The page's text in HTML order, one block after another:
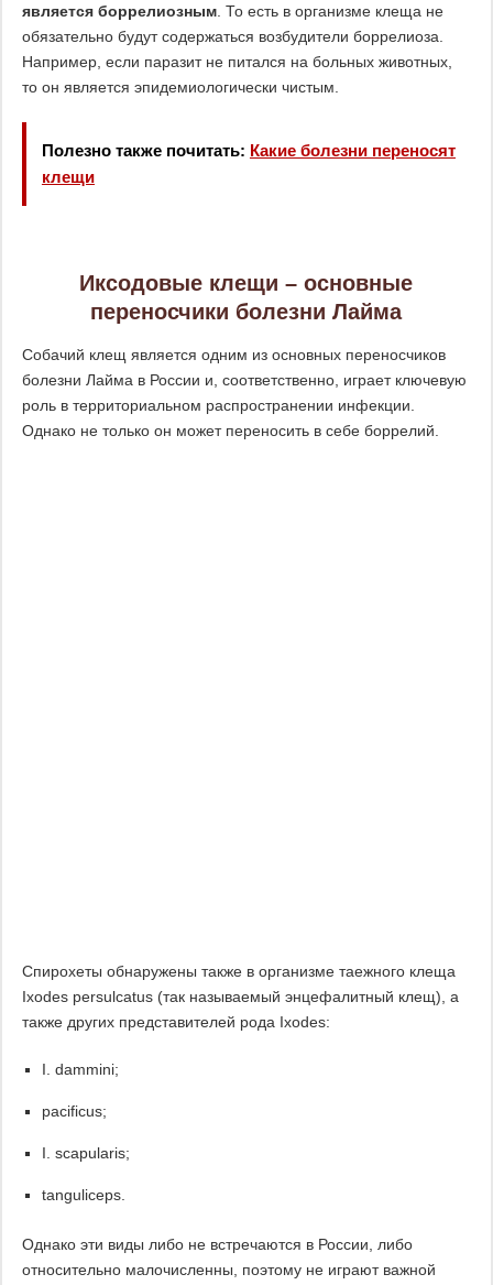
является боррелиозным. То есть в организме клеща не
обязательно будут содержаться возбудители боррелиоза.
Например, если паразит не питался на больных животных,
то он является эпидемиологически чистым.
Полезно также почитать: Какие болезни переносят
клещи
Иксодовые клещи – основные
переносчики болезни Лайма
Собачий клещ является одним из основных переносчиков
болезни Лайма в России и, соответственно, играет ключевую
роль в территориальном распространении инфекции.
Однако не только он может переносить в себе боррелий.
Спирохеты обнаружены также в организме таежного клеща
Ixodes persulcatus (так называемый энцефалитный клещ), а
также других представителей рода Ixodes:
I. dammini;
pacificus;
I. scapularis;
tanguliceps.
Однако эти виды либо не встречаются в России, либо
относительно малочисленны, поэтому не играют важной